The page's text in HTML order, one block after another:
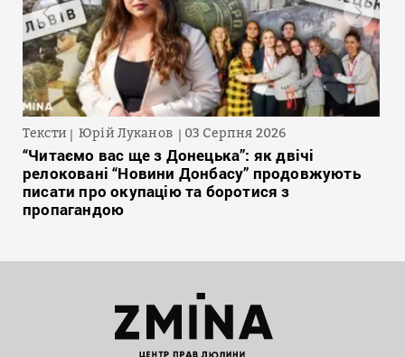
Тексти Юрій Луканов 03 Серпня 2026
“Читаємо вас ще з Донецька”: як двічі
релоковані “Новини Донбасу” продовжують
писати про окупацію та боротися з
пропагандою